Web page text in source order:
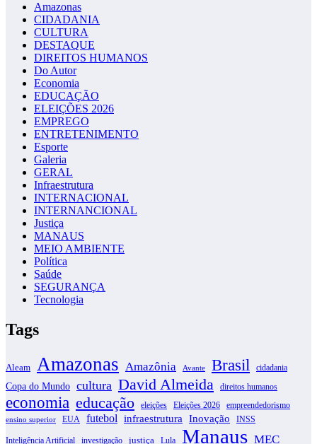
Amazonas
CIDADANIA
CULTURA
DESTAQUE
DIREITOS HUMANOS
Do Autor
Economia
EDUCAÇÃO
ELEIÇÕES 2026
EMPREGO
ENTRETENIMENTO
Esporte
Galeria
GERAL
Infraestrutura
INTERNACIONAL
INTERNANCIONAL
Justiça
MANAUS
MEIO AMBIENTE
Política
Saúde
SEGURANÇA
Tecnologia
Tags
Aleam Amazonas Amazônia Avante Brasil cidadania
Copa do Mundo cultura David Almeida direitos humanos
economia educação eleições Eleições 2026 empreendedorismo
ensino superior EUA futebol infraestrutura Inovação INSS
Inteligência Artificial investigação justiça Lula Manaus MEC